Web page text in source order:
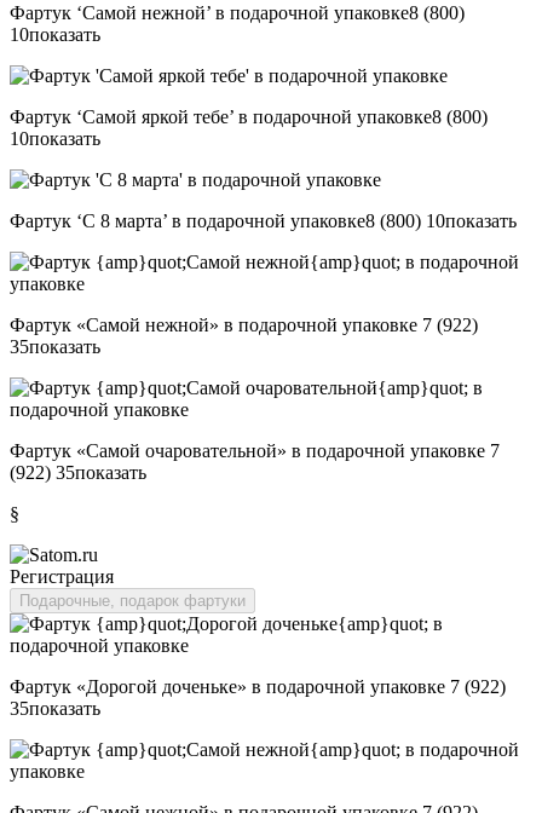
Фартук ‘Самой нежной’ в подарочной упаковке8 (800)
10показать
Фартук ‘Самой яркой тебе’ в подарочной упаковке8 (800)
10показать
Фартук ‘С 8 марта’ в подарочной упаковке8 (800) 10показать
Фартук «Самой нежной» в подарочной упаковке 7 (922)
35показать
Фартук «Самой очаровательной» в подарочной упаковке 7
(922) 35показать
§
Регистрация
Подарочные, подарок фартуки
Фартук «Дорогой доченьке» в подарочной упаковке 7 (922)
35показать